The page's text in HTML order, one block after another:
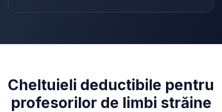
Cheltuieli deductibile pentru
profesorilor de limbi străine